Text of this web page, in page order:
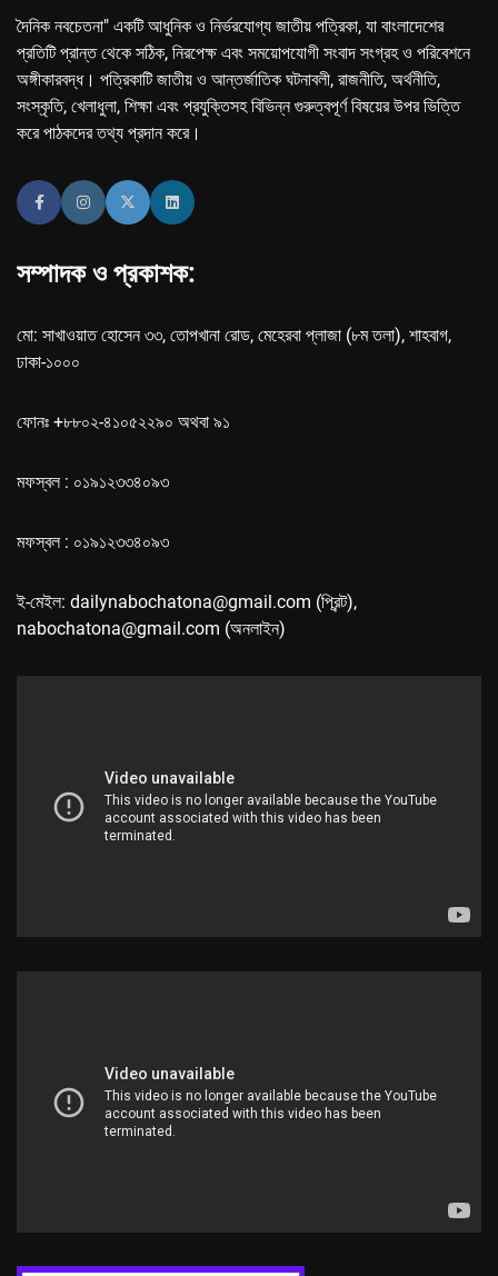
দৈনিক নবচেতনা" একটি আধুনিক ও নির্ভরযোগ্য জাতীয় পত্রিকা, যা বাংলাদেশের
প্রতিটি প্রান্ত থেকে সঠিক, নিরপেক্ষ এবং সময়োপযোগী সংবাদ সংগ্রহ ও পরিবেশনে
অঙ্গীকারবদ্ধ। পত্রিকাটি জাতীয় ও আন্তর্জাতিক ঘটনাবলী, রাজনীতি, অর্থনীতি,
সংস্কৃতি, খেলাধুলা, শিক্ষা এবং প্রযুক্তিসহ বিভিন্ন গুরুত্বপূর্ণ বিষয়ের উপর ভিত্তি
করে পাঠকদের তথ্য প্রদান করে।
সম্পাদক ও প্রকাশক:
মো: সাখাওয়াত হোসেন ৩৩, তোপখানা রোড, মেহেরবা প্লাজা (৮ম তলা), শাহবাগ,
ঢাকা-১০০০
ফোনঃ +৮৮০২-৪১০৫২২৯০ অথবা ৯১
মফস্বল : ০১৯১২৩৩৪০৯৩
মফস্বল : ০১৯১২৩৩৪০৯৩
ই-মেইল: dailynabochatona@gmail.com (প্রিন্ট),
nabochatona@gmail.com (অনলাইন)